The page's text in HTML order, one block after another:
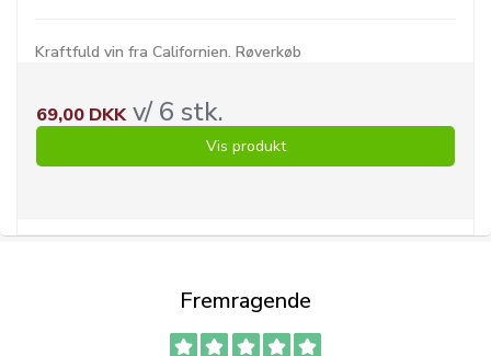
Kraftfuld vin fra Californien. Røverkøb
69,00 DKKv/ 6 stk.
Vis produkt
Fremragende